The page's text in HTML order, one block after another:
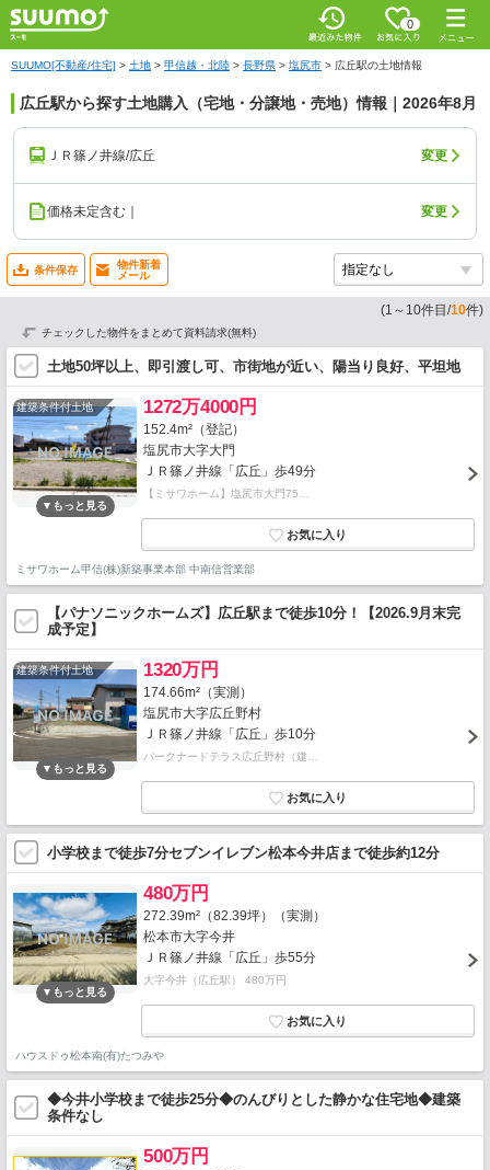
0
SUUMO[不動産/住宅] > 土地 > 甲信越・北陸 > 長野県 > 塩尻市 > 広丘駅の土地情報
広丘駅から探す土地購入（宅地・分譲地・売地）情報｜2026年8月
ＪＲ篠ノ井線/広丘 変更
価格未定含む｜ 変更
条件保存
物件新着
メール
(1 ～ 10件目/10件)
チェックした物件をまとめて資料請求(無料)
土地50坪以上、即引渡し可、市街地が近い、陽当り良好、平坦地
建築条件付土地 1272万4000円
152.4m²（登記）
塩尻市大字大門
ＪＲ篠ノ井線「広丘」歩49分
【ミサワホーム】塩尻市大門75…
ミサワホーム甲信(株)新築事業本部 中南信営業部
【パナソニックホームズ】広丘駅まで徒歩10分！【2026.9月末完
成予定】
建築条件付土地 1320万円
174.66m²（実測）
塩尻市大字広丘野村
ＪＲ篠ノ井線「広丘」歩10分
パークナードテラス広丘野村（建…
小学校まで徒歩7分セブンイレブン松本今井店まで徒歩約12分
480万円
272.39m²（82.39坪）（実測）
松本市大字今井
ＪＲ篠ノ井線「広丘」歩55分
大字今井（広丘駅） 480万円
ハウスドゥ松本南(有)たつみや
◆今井小学校まで徒歩25分◆のんびりとした静かな住宅地◆建築
条件なし
500万円